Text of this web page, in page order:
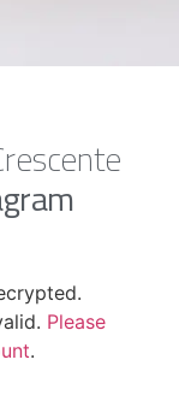
Please
.